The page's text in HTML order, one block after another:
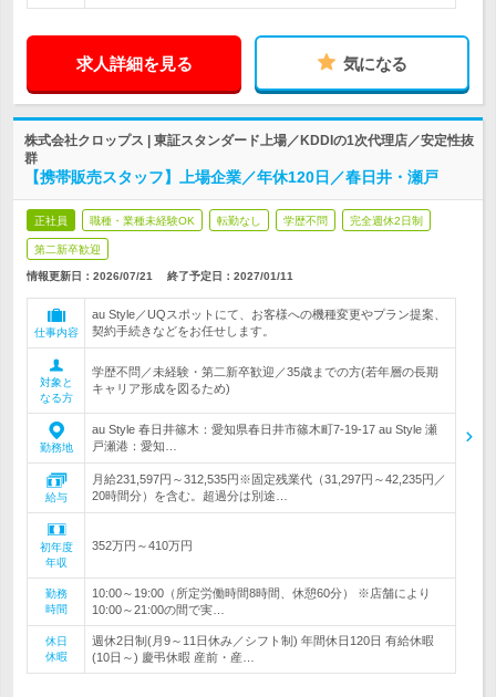
求人詳細を見る 気になる
株式会社クロップス | 東証スタンダード上場／KDDIの1次代理店／安定性抜
群
【携帯販売スタッフ】上場企業／年休120日／春日井・瀬戸
正社員 職種・業種未経験OK 転勤なし 学歴不問 完全週休2日制
第二新卒歓迎
情報更新日：2026/07/21 終了予定日： 2027/01/11
仕事内容
au Style／UQスポットにて、お客様への機種変更やプラン提案、
契約手続きなどをお任せします。
対象と
なる方
学歴不問／未経験・第二新卒歓迎／35歳までの方(若年層の長期
キャリア形成を図るため)
勤務地
au Style 春日井篠木：愛知県春日井市篠木町7-19-17 au Style 瀬
戸瀬港：愛知…
給与
月給231,597円～312,535円※固定残業代（31,297円～42,235円／
20時間分）を含む。超過分は別途…
初年度
年収
352万円～410万円
勤務
時間
10:00～19:00（所定労働時間8時間、休憩60分） ※店舗により
10:00～21:00の間で実…
休日
休暇
週休2日制(月9～11日休み／シフト制) 年間休日120日 有給休暇
(10日～) 慶弔休暇 産前・産…